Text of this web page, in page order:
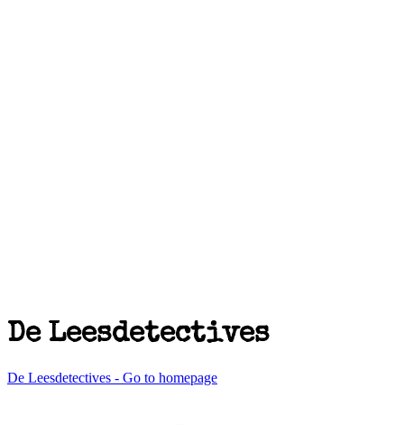
De Leesdetectives
De Leesdetectives - Go to homepage